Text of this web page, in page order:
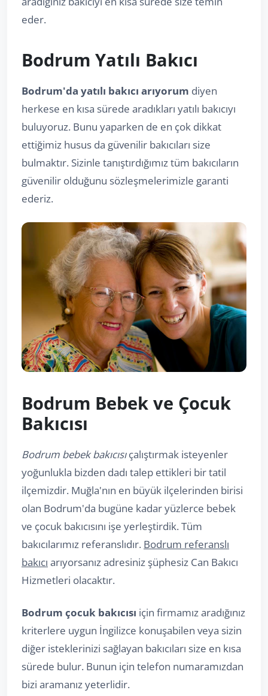
eder.
Bodrum Yatılı Bakıcı
Bodrum'da yatılı bakıcı arıyorum diyen
herkese en kısa sürede aradıkları yatılı bakıcıyı
buluyoruz. Bunu yaparken de en çok dikkat
ettiğimiz husus da güvenilir bakıcıları size
bulmaktır. Sizinle tanıştırdığımız tüm bakıcıların
güvenilir olduğunu sözleşmelerimizle garanti
ederiz.
Bodrum Bebek ve Çocuk
Bakıcısı
Bodrum bebek bakıcısıçalıştırmak isteyenler
yoğunlukla bizden dadı talep ettikleri bir tatil
ilçemizdir. Muğla'nın en büyük ilçelerinden birisi
olan Bodrum'da bugüne kadar yüzlerce bebek
ve çocuk bakıcısını işe yerleştirdik. Tüm
bakıcılarımız referanslıdır. Bodrum referanslı
bakıcı arıyorsanız adresiniz şüphesiz Can Bakıcı
Hizmetleri olacaktır.
Bodrum çocuk bakıcısı için firmamız aradığınız
kriterlere uygun İngilizce konuşabilen veya sizin
diğer isteklerinizi sağlayan bakıcıları size en kısa
sürede bulur. Bunun için telefon numaramızdan
bizi aramanız yeterlidir.